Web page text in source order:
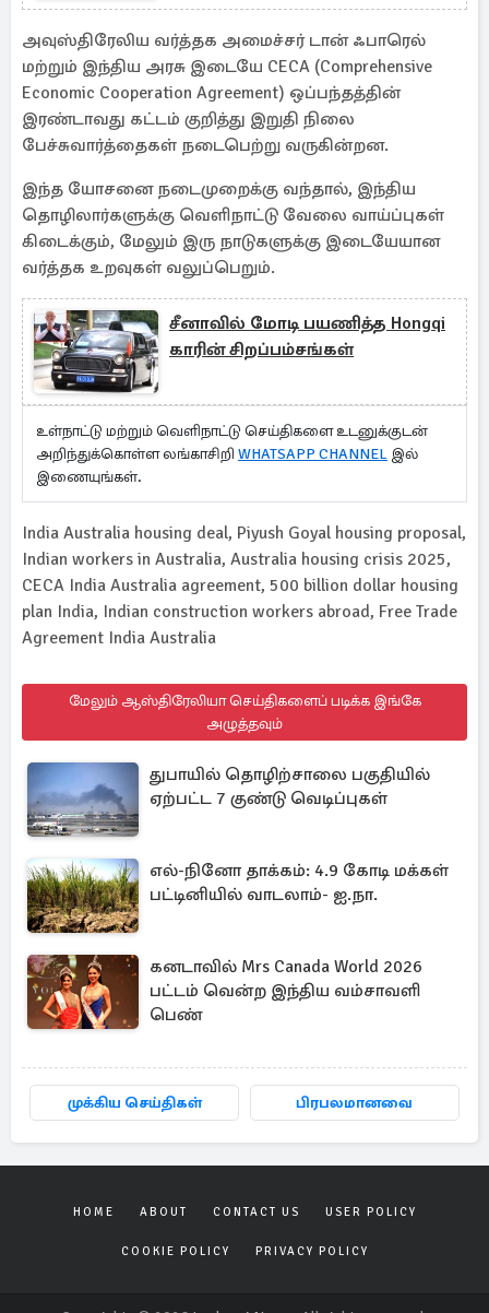
அவுஸ்திரேலிய வர்த்தக அமைச்சர் டான் ஃபாரெல்
மற்றும் இந்திய அரசு இடையே CECA (Comprehensive
Economic Cooperation Agreement) ஒப்பந்தத்தின்
இரண்டாவது கட்டம் குறித்து இறுதி நிலை
பேச்சுவார்த்தைகள் நடைபெற்று வருகின்றன.
இந்த யோசனை நடைமுறைக்கு வந்தால், இந்திய
தொழிலார்களுக்கு வெளிநாட்டு வேலை வாய்ப்புகள்
கிடைக்கும், மேலும் இரு நாடுகளுக்கு இடையேயான
வர்த்தக உறவுகள் வலுப்பெறும்.
சீனாவில் மோடி பயணித்த Hongqi
காரின் சிறப்பம்சங்கள்
உள்நாட்டு மற்றும் வெளிநாட்டு செய்திகளை உடனுக்குடன்
அறிந்துக்கொள்ள லங்காசிறி WHATSAPP CHANNEL இல்
இணையுங்கள்.
India Australia housing deal, Piyush Goyal housing proposal,
Indian workers in Australia, Australia housing crisis 2025,
CECA India Australia agreement, 500 billion dollar housing
plan India, Indian construction workers abroad, Free Trade
Agreement India Australia
மேலும் ஆஸ்திரேலியா செய்திகளைப் படிக்க இங்கே
அழுத்தவும்
துபாயில் தொழிற்சாலை பகுதியில்
ஏற்பட்ட 7 குண்டு வெடிப்புகள்
எல்-நினோ தாக்கம்: 4.9 கோடி மக்கள்
பட்டினியில் வாடலாம்- ஐ.நா.
கனடாவில் Mrs Canada World 2026
பட்டம் வென்ற இந்திய வம்சாவளி
பெண்
முக்கிய செய்திகள் பிரபலமானவை
HOME ABOUT CONTACT US USER POLICY
COOKIE POLICY PRIVACY POLICY